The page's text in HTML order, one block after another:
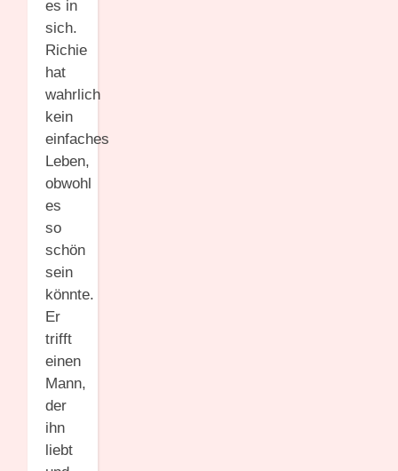
es in
sich.
Richie
hat
wahrlich
kein
einfaches
Leben,
obwohl
es
so
schön
sein
könnte.
Er
trifft
einen
Mann,
der
ihn
liebt